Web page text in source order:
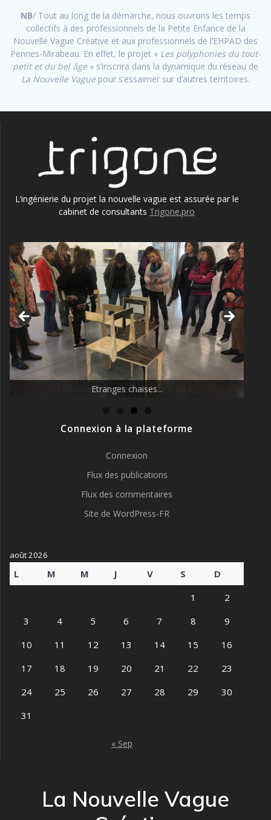
NB/ Tout au long de la démarche, nous ouvrons les temps
collectifs à des professionnels de la Petite Enfance de la
Nouvelle Vague Créative et aux professionnels de l’EHPAD des
Pennes-Mirabeau. En effet, le projet « Les polyphonies du tout-
petit et du bel âge » s’inscrira dans la dynamique du réseau de
La Nouvelle Vaguepour s’essaimer sur d’autres territoires.
L’ingénierie du projet la nouvelle vague est assurée par le
cabinet de consultants Trigone.pro
La nouvelle vague des éducatrices !
Connexion à la plateforme
Connexion
Flux des publications
Flux des commentaires
Site de WordPress-FR
août 2026
L M M J V S
D
1
2
3
4 5 6 7 8
9
10
11 12 13 14 15
16
17
18 19 20 21 22
23
24
25 26 27 28 29
30
31
« Sep
La Nouvelle Vague